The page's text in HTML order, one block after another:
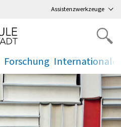
Assistenzwerkzeuge
Forschung
. .